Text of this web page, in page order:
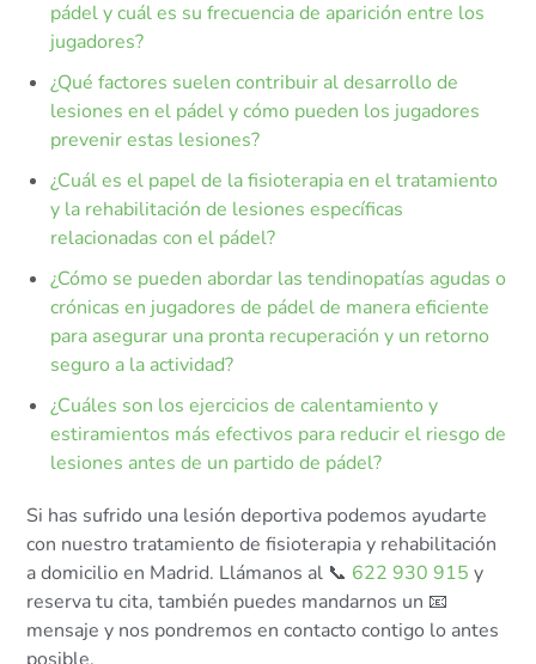
pádel y cuál es su frecuencia de aparición entre los
jugadores?
¿Qué factores suelen contribuir al desarrollo de
lesiones en el pádel y cómo pueden los jugadores
prevenir estas lesiones?
¿Cuál es el papel de la fisioterapia en el tratamiento
y la rehabilitación de lesiones específicas
relacionadas con el pádel?
¿Cómo se pueden abordar las tendinopatías agudas o
crónicas en jugadores de pádel de manera eficiente
para asegurar una pronta recuperación y un retorno
seguro a la actividad?
¿Cuáles son los ejercicios de calentamiento y
estiramientos más efectivos para reducir el riesgo de
lesiones antes de un partido de pádel?
Si has sufrido una lesión deportiva podemos ayudarte
con nuestro tratamiento de fisioterapia y rehabilitación
a domicilio en Madrid. Llámanos al 📞 622 930 915 y
reserva tu cita, también puedes mandarnos un 📧
mensaje y nos pondremos en contacto contigo lo antes